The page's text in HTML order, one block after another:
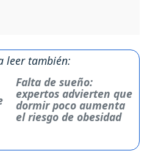
leer también:
Falta de sueño:
expertos advierten que
dormir poco aumenta
el riesgo de obesidad